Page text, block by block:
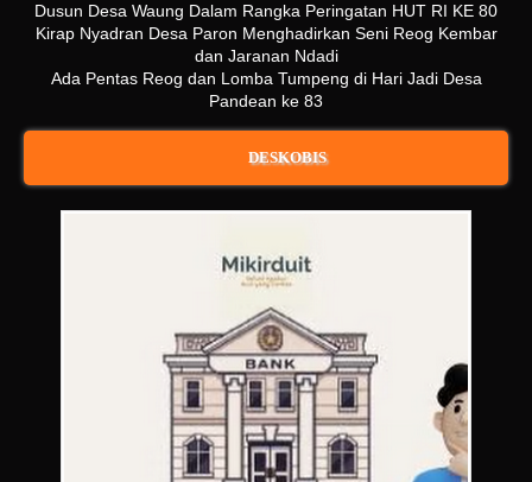
Dusun Desa Waung Dalam Rangka Peringatan HUT RI KE 80
Kirap Nyadran Desa Paron Menghadirkan Seni Reog Kembar
dan Jaranan Ndadi
Ada Pentas Reog dan Lomba Tumpeng di Hari Jadi Desa
Pandean ke 83
DESKOBIS